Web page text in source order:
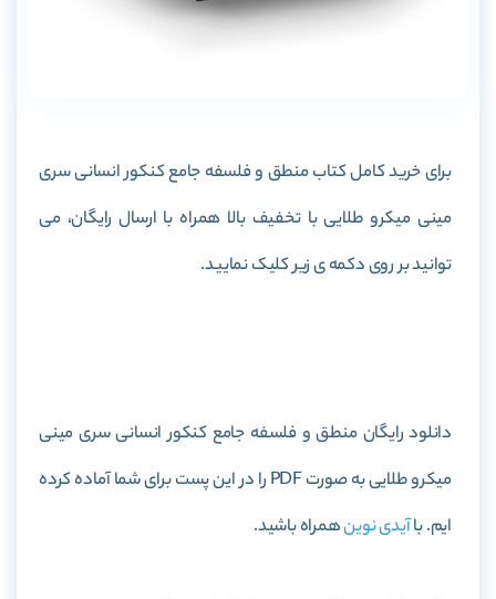
برای خرید کامل کتاب منطق و فلسفه جامع کنکور انسانی سری
مینی میکرو طلایی با تخفیف بالا همراه با ارسال رایگان، می
توانید بر روی دکمه ی زیر کلیک نمایید.
دانلود رایگان منطق و فلسفه جامع کنکور انسانی سری مینی
میکرو طلایی به صورت PDF را در این پست برای شما آماده کرده
ایم. باآیدی نوینهمراه باشید.